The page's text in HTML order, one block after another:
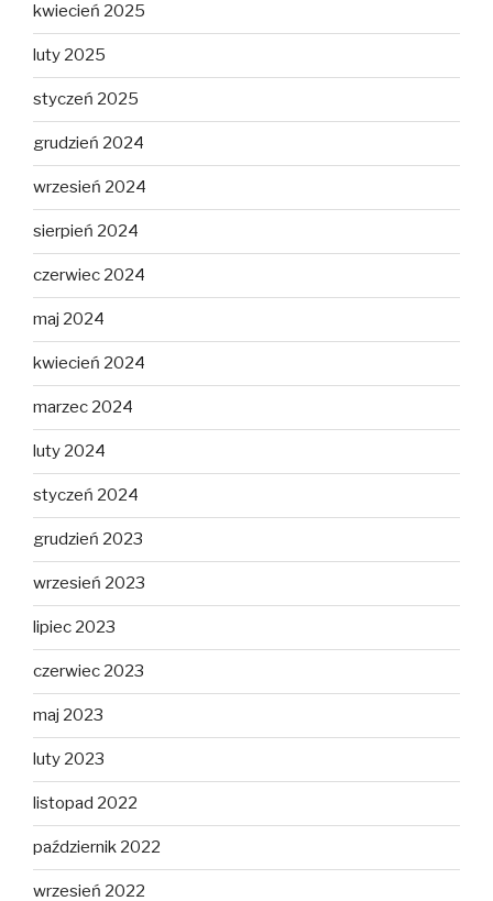
kwiecień 2025
luty 2025
styczeń 2025
grudzień 2024
wrzesień 2024
sierpień 2024
czerwiec 2024
maj 2024
kwiecień 2024
marzec 2024
luty 2024
styczeń 2024
grudzień 2023
wrzesień 2023
lipiec 2023
czerwiec 2023
maj 2023
luty 2023
listopad 2022
październik 2022
wrzesień 2022